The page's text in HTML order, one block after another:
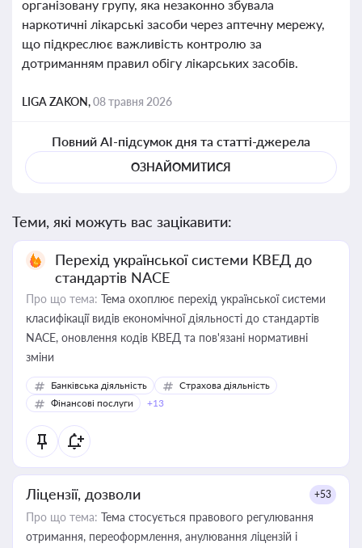
організовану групу, яка незаконно збувала
наркотичні лікарські засоби через аптечну мережу,
що підкреслює важливість контролю за
дотриманням правил обігу лікарських засобів.
LIGA ZAKON,08 травня 2026
Повний AI-підсумок дня та статті-джерела
ОЗНАЙОМИТИСЯ
Теми, які можуть вас зацікавити:
Перехід української системи КВЕД до
стандартів NACE
Про що тема: Тема охоплює перехід української системи
класифікації видів економічної діяльності до стандартів
NACE, оновлення кодів КВЕД та пов'язані нормативні
зміни
Банківська діяльність
Страхова діяльність
Фінансові послуги
+13
Ліцензії, дозволи +53
Про що тема: Тема стосується правового регулювання
отримання, переоформлення, анулювання ліцензій і